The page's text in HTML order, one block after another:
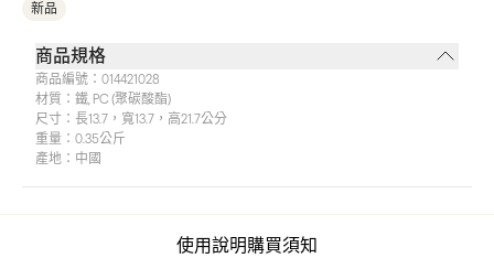
新品
商品規格
商品編號： 014421028
材質： 鐵, PC (聚碳酸酯)
尺寸： 長13.7，寬13.7，高21.7公分
重量： 0.35公斤
產地： 中國
使用說明購買須知